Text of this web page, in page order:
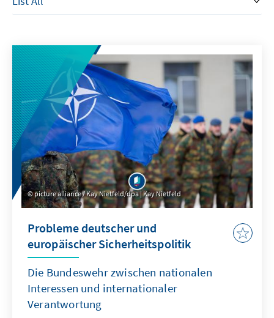
picture alliance / Kay Nietfeld/dpa | Kay Nietfeld
Probleme deutscher und
europäischer Sicherheitspolitik
Die Bundeswehr zwischen nationalen
Interessen und internationaler
Verantwortung